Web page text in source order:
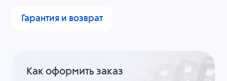
Гарантия и возврат
Как оформить заказ